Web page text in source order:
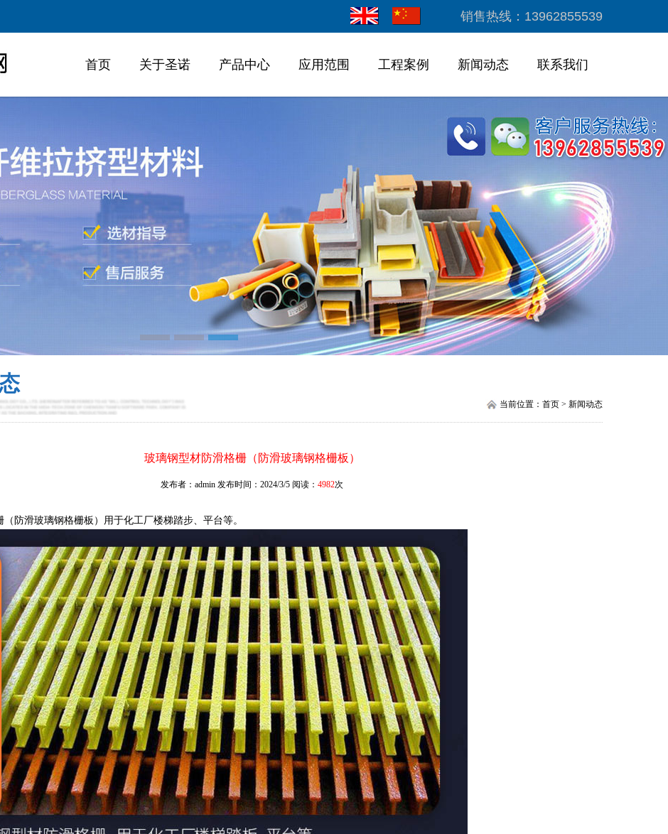
销售热线：13962855539
首页 关于圣诺 产品中心 应用范围 工程案例 新闻动态 联系我们
1 2 3
当前位置：首页 > 新闻动态
玻璃钢型材防滑格栅（防滑玻璃钢格栅板）
发布者：admin 发布时间：2024/3/5 阅读： 4982次
防滑玻璃钢格栅板）用于化工厂楼梯踏步、平台等。